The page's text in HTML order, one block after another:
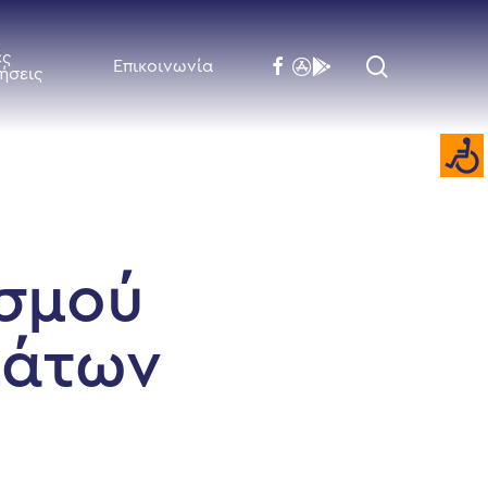
Επικοινωνία facebook
flickrbehance